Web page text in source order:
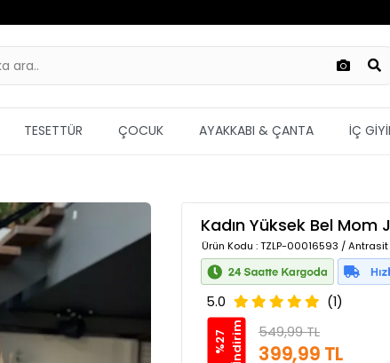
TESETTÜR ÇOCUK AYAKKABI & ÇANTA İÇ
Kadın Yüksek Bel
Ürün Kodu : TZLP-00016593 / Antrasit
5.0 (1)
%
2
7
İ
n
d
i
r
i m 549,99 TL
399,99 TL